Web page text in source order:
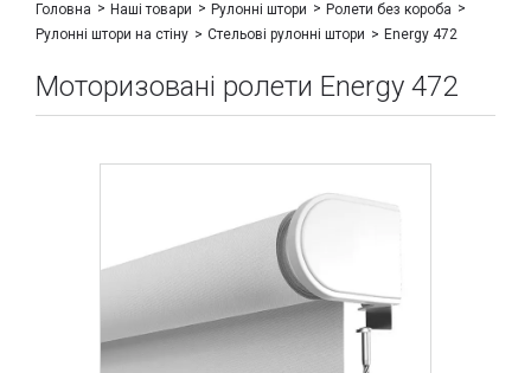
Головна Наші товари Рулонні штори
Ролети без короба
Рулонні штори на стіну
Стельові рулонні штори Energy 472
Моторизовані ролети Energy 472